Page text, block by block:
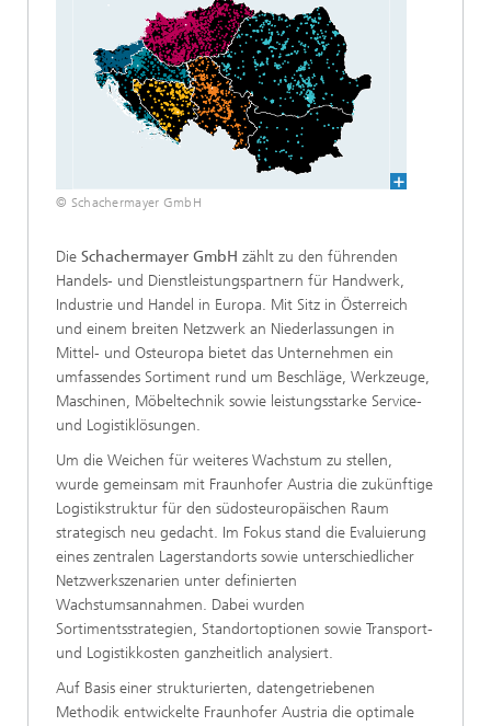
© Schachermayer GmbH
Die Schachermayer GmbH zählt zu den führenden
Handels- und Dienstleistungspartnern für Handwerk,
Industrie und Handel in Europa. Mit Sitz in Österreich
und einem breiten Netzwerk an Niederlassungen in
Mittel- und Osteuropa bietet das Unternehmen ein
umfassendes Sortiment rund um Beschläge, Werkzeuge,
Maschinen, Möbeltechnik sowie leistungsstarke Service-
und Logistiklösungen.
Um die Weichen für weiteres Wachstum zu stellen,
wurde gemeinsam mit Fraunhofer Austria die zukünftige
Logistikstruktur für den südosteuropäischen Raum
strategisch neu gedacht. Im Fokus stand die Evaluierung
eines zentralen Lagerstandorts sowie unterschiedlicher
Netzwerkszenarien unter definierten
Wachstumsannahmen. Dabei wurden
Sortimentsstrategien, Standortoptionen sowie Transport-
und Logistikkosten ganzheitlich analysiert.
Auf Basis einer strukturierten, datengetriebenen
Methodik entwickelte Fraunhofer Austria die optimale